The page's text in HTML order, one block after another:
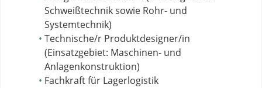
Schweißtechnik sowie Rohr- und
Systemtechnik)
Technische/r Produktdesigner/in
(Einsatzgebiet: Maschinen- und
Anlagenkonstruktion)
Fachkraft für Lagerlogistik